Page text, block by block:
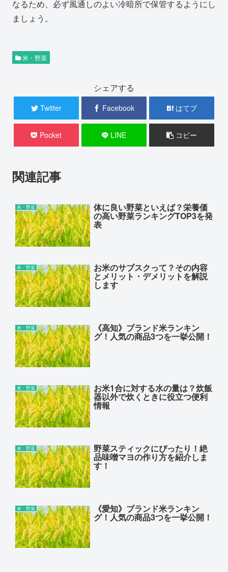
なるため、必ず風通しのよい冷暗所で保管するようにし
ましょう。
米・野菜
シェアする
Twitter Facebook はてブ
Pocket LINE コピー
関連記事
米・野菜 体に良い野菜といえば？栄養価
の高い野菜ランキングTOP3を発
表
米・野菜 お米のサブスクって？その内容
とメリット・デメリットを解説
します
米・野菜 《高知》ブランド米ランキン
グ！人気の商品3つを一挙公開！
米・野菜 お米1合に対する水の量は？炊飯
器以外で炊くときに役立つ便利
情報
米・野菜 野菜スティックにぴったり！絶
品味噌マヨの作り方を紹介しま
す！
米・野菜 《愛知》ブランド米ランキン
グ！人気の商品3つを一挙公開！